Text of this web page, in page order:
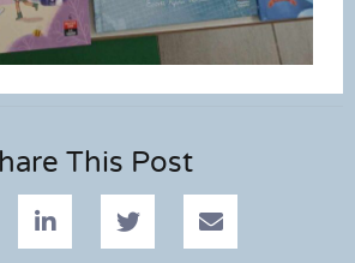
This Post